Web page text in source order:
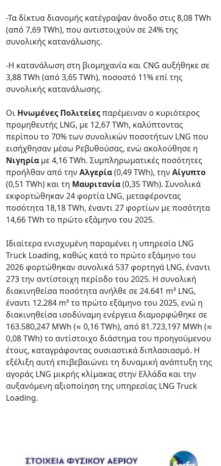
-Τα δίκτυα διανομής κατέγραψαν άνοδο στις 8,08 TWh
(από 7,69 TWh), που αντιστοιχούν σε 24% της
συνολικής κατανάλωσης.
-Η κατανάλωση στη βιομηχανία και CNG αυξήθηκε σε
3,88 TWh (από 3,65 TWh), ποσοστό 11% επί της
συνολικής κατανάλωσης.
Οι Ηνωμένες Πολιτείεςπαρέμειναν ο κυριότερος
προμηθευτής LNG, με 12,67 TWh, καλύπτοντας
περίπου το 70% των συνολικών ποσοτήτων LNG που
εισήχθησαν μέσω Ρεβυθούσας, ενώ ακολούθησε η
Νιγηρία με 4,16 TWh. Συμπληρωματικές ποσότητες
προήλθαν από την Αλγερία(0,49 TWh), την Αίγυπτο
(0,51 TWh) και τη Μαυριτανία(0,35 TWh). Συνολικά
εκφορτώθηκαν 24 φορτία LNG, μεταφέροντας
ποσότητα 18,18 TWh, έναντι 27 φορτίων με ποσότητα
14,66 TWh το πρώτο εξάμηνο του 2025.
Ιδιαίτερα ενισχυμένη παραμένει η υπηρεσία LNG
Truck Loading, καθώς κατά το πρώτο εξάμηνο του
2026 φορτώθηκαν συνολικά 537 φορτηγά LNG, έναντι
273 την αντίστοιχη περίοδο του 2025. Η συνολική
διακινηθείσα ποσότητα ανήλθε σε 24.641 m³ LNG,
έναντι 12.284 m³ το πρώτο εξάμηνο του 2025, ενώ η
διακινηθείσα ισοδύναμη ενέργεια διαμορφώθηκε σε
163.580,247 MWh (≈ 0,16 TWh), από 81.723,197 MWh (≈
0,08 TWh) το αντίστοιχο διάστημα του προηγούμενου
έτους, καταγράφοντας ουσιαστικά διπλασιασμό. Η
εξέλιξη αυτή επιβεβαιώνει τη δυναμική ανάπτυξη της
αγοράς LNG μικρής κλίμακας στην Ελλάδα και την
αυξανόμενη αξιοποίηση της υπηρεσίας LNG Truck
Loading.